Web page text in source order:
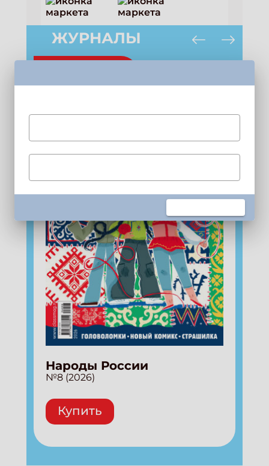
ЖУРНАЛЫ
Народы России
№8 (2026)
Купить
Получи электронный "Классный журнал" в
подарок!
Укажите имя
Укажите Ваш Email
ПОДПИСАТЬСЯ